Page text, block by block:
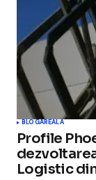
BLOGAREALA
Profile
Logistic